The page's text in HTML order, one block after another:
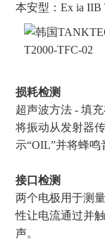
本安型：Ex ia IIB
损耗检测
超声波方法 - 填
将振动从发射器
示“OIL”并将蜂鸣
接口检测
两个电极用于测
性让电流通过并
声。